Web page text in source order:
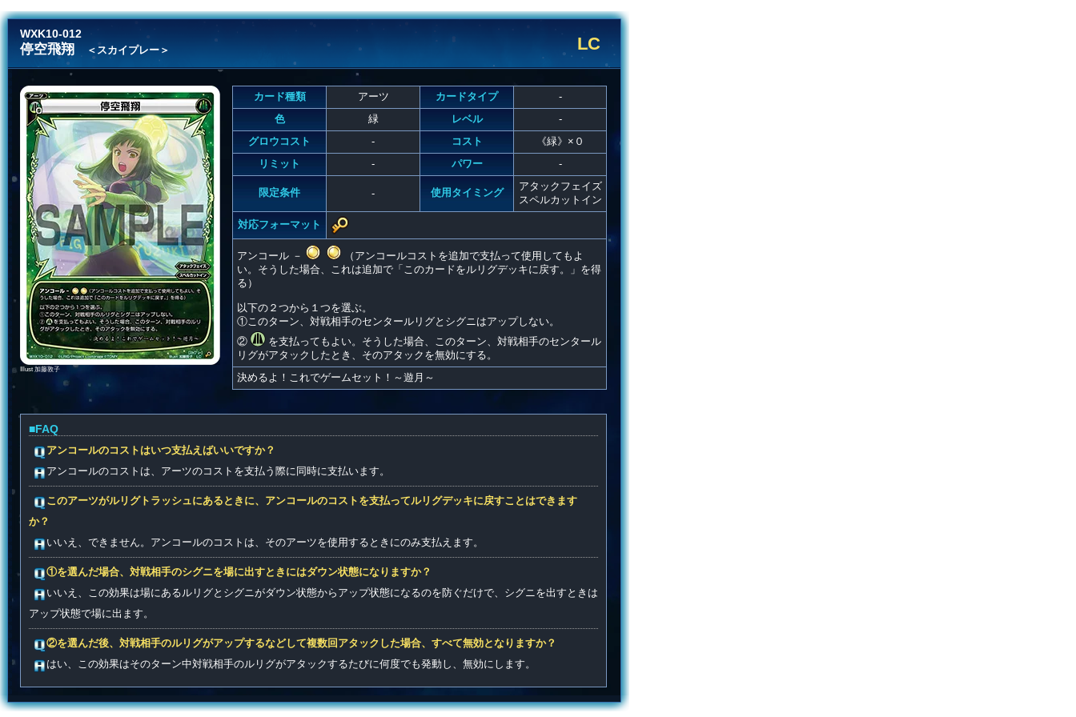
WXK10-012
停空飛翔 ＜スカイプレー＞ LC
Illust 加藤敦子
カード種類 アーツ カードタイプ
-
色
緑 レベル
-
グロウコスト
- コスト
《緑》×０
リミット
- パワー -
限定条件 - 使用タイミング
アタックフェイズ
スペルカットイン
対応フォーマット
アンコール －
（アンコールコストを追加で支払って使用してもよ
い。そうした場合、これは追加で「このカードをルリグデッキに戻す。」を得
る）
以下の２つから１つを選ぶ。
①このターン、対戦相手のセンタールリグとシグニはアップしない。
②
を支払ってもよい。そうした場合、このターン、対戦相手のセンタール
リグがアタックしたとき、そのアタックを無効にする。
決めるよ！これでゲームセット！～遊月～
■FAQ
アンコールのコストはいつ支払えばいいですか？
アンコールのコストは、アーツのコストを支払う際に同時に支払います。
このアーツがルリグトラッシュにあるときに、アンコールのコストを支払ってルリグデッキに戻すことはできます
か？
いいえ、できません。アンコールのコストは、そのアーツを使用するときにのみ支払えます。
①を選んだ場合、対戦相手のシグニを場に出すときにはダウン状態になりますか？
いいえ、この効果は場にあるルリグとシグニがダウン状態からアップ状態になるのを防ぐだけで、シグニを出すときは
アップ状態で場に出ます。
②を選んだ後、対戦相手のルリグがアップするなどして複数回アタックした場合、すべて無効となりますか？
はい、この効果はそのターン中対戦相手のルリグがアタックするたびに何度でも発動し、無効にします。